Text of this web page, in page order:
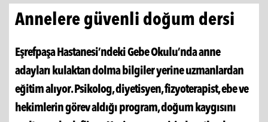
Annelere güvenli doğum dersi
Eşrefpaşa Hastanesi’ndeki Gebe Okulu’nda anne
adayları kulaktan dolma bilgiler yerine uzmanlardan
eğitim alıyor. Psikolog, diyetisyen, fizyoterapist, ebe ve
hekimlerin görev aldığı program, doğum kaygısını